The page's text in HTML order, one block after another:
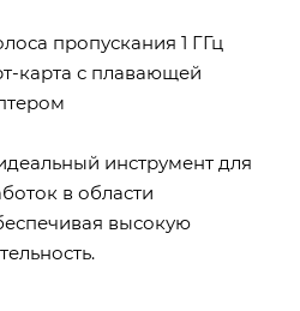
пропускания 1 ГГц
карта с плавающей
инструмент для
в области
высокую